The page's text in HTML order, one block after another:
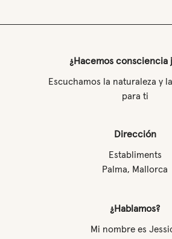
¿Hacemos consciencia
Escuchamos la naturaleza y
para ti
Dirección
Establiments
Palma, Mallorca
¿Hablamos?
Mi nombre es